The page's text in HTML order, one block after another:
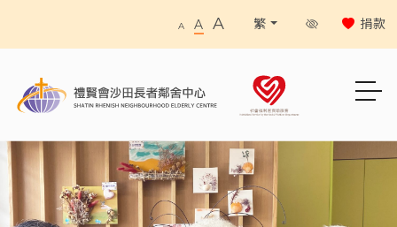
A A A 繁 捐款